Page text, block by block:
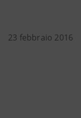
23 febbraio 2016